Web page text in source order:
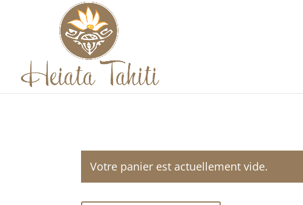
Votre panier est actuellement vide.